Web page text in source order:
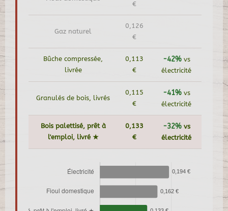
€
Gaz naturel
0,126
€
Bûche compressée,
livrée
0,113
€
-42%vs
électricité
Granulés de bois, livrés
0,115
€
-41%vs
électricité
Bois palettisé, prêt à
l'emploi, livré ★
0,133
€
-32%vs
électricité